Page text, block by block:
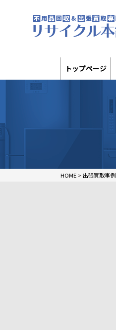
トップページ
HOME > 出張買取事例